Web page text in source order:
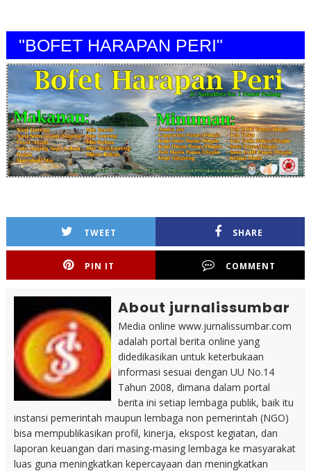
"BOFET HARAPAN PERI"
TWEET SHARE
PIN IT COMMENT
About jurnalissumbar
Media online www.jurnalissumbar.com
adalah portal berita online yang
didedikasikan untuk keterbukaan
informasi sesuai dengan UU No.14
Tahun 2008, dimana dalam portal
berita ini setiap lembaga publik, baik itu
instansi pemerintah maupun lembaga non pemerintah (NGO)
bisa mempublikasikan profil, kinerja, ekspost kegiatan, dan
laporan keuangan dari masing-masing lembaga ke masyarakat
luas guna meningkatkan kepercayaan dan meningkatkan